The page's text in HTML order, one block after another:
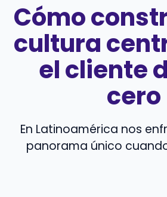
Cómo
cultura
el cliente
cero
En Latinoamérica nos
panorama único